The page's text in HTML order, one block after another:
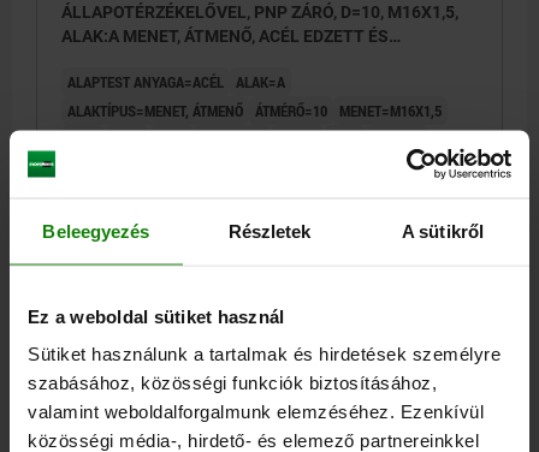
Beleegyezés Részletek A sütikről
Ez a weboldal sütiket használ
Sütiket használunk a tartalmak és hirdetések személyre
szabásához, közösségi funkciók biztosításához,
valamint weboldalforgalmunk elemzéséhez. Ezenkívül
közösségi média-, hirdető- és elemező partnereinkkel
ÁLLAPOTÉRZÉKELŐVEL, PNP ZÁRÓ, D=10, M16X1,5,
ALAK:A MENET, ÁTMENŐ, ACÉL EDZETT ÉS
ALAPTEST ANYAGA=ACÉL ALAK=A
ALAKTÍPUS=MENET, ÁTMENŐ ÁTMÉRŐ=10
MENET=M16X1,5
101,60 €